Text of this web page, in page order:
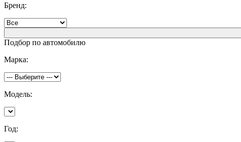
Бренд:
Подбор по автомобилю
Марка:
Модель:
Год: